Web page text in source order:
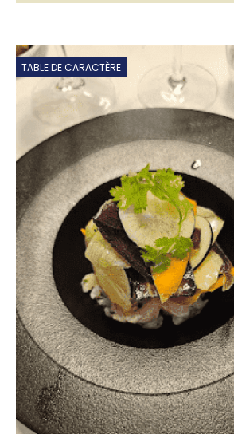
TABLE DE CARACTÈRE